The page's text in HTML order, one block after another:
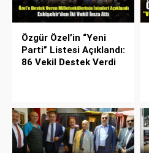
Özgür Özel’in “Yeni
Parti” Listesi Açıklandı:
86 Vekil Destek Verdi